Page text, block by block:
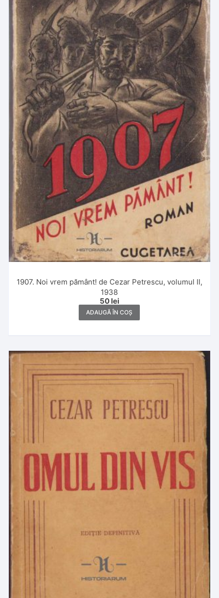
1907. Noi vrem pământ! de Cezar Petrescu, volumul II,
1938
50 lei
ADAUGĂ ÎN COȘ